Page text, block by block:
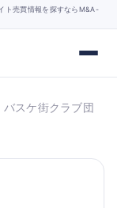
ト売買情報を探すならM&A-
バスケ街クラブ団